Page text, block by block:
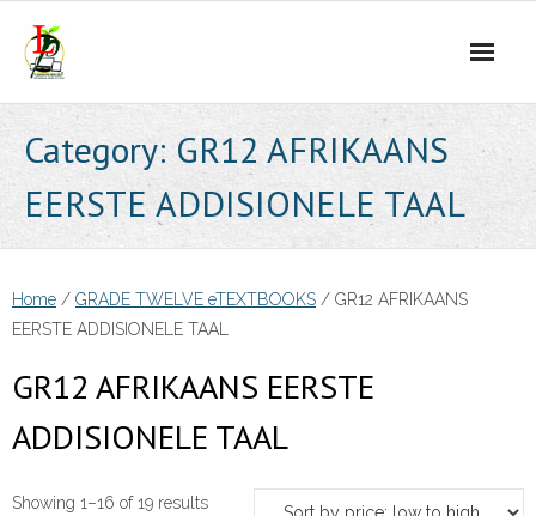
content
Category: GR12 AFRIKAANS
EERSTE ADDISIONELE TAAL
Home / GRADE TWELVE eTEXTBOOKS / GR12 AFRIKAANS
EERSTE ADDISIONELE TAAL
GR12 AFRIKAANS EERSTE
ADDISIONELE TAAL
Showing 1–16 of 19 resultsSorted